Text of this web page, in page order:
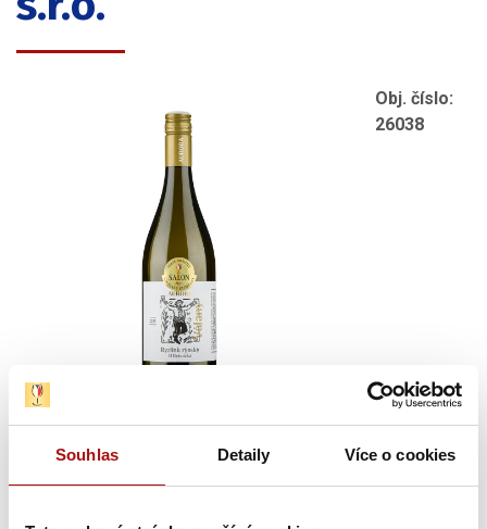
Souhlas Detaily Více o cookies
Obj. číslo:
26038
Výrobce/autor: Vinařství Aurora, s.r.o.